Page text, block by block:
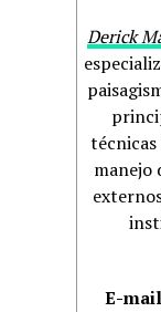
Derick
manejo
E-